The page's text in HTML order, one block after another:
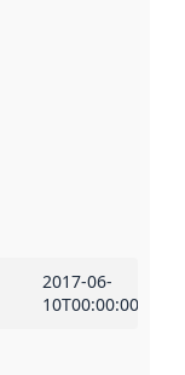
2017-06-
10T00:00:00Z